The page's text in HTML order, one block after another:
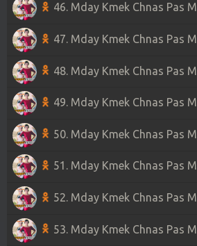
46. Mday Kmek Chnas Pas
47. Mday Kmek Chnas Pas
48. Mday Kmek Chnas Pas
49. Mday Kmek Chnas Pas
50. Mday Kmek Chnas Pas
51. Mday Kmek Chnas Pas
52. Mday Kmek Chnas Pas
53. Mday Kmek Chnas Pas